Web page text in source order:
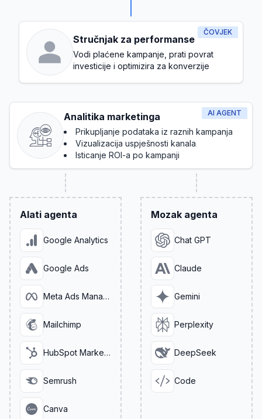
ČOVJEK
Stručnjak za performanse
Vodi plaćene kampanje, prati povrat
investicije i optimizira za konverzije
AI AGENT
Analitika marketinga
Prikupljanje podataka iz raznih kampanja
Vizualizacija uspješnosti kanala
Isticanje ROI-a po kampanji
Alati agenta
Google Analytics
Google Ads
Meta Ads Manager
Mailchimp
HubSpot Marketing
Semrush
Canva
Mozak agenta
Chat GPT
Claude
Gemini
Perplexity
DeepSeek
Code